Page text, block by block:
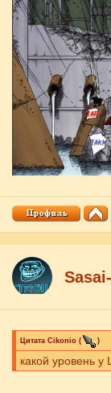
Цитата Cikоnio ( )
какой уровень